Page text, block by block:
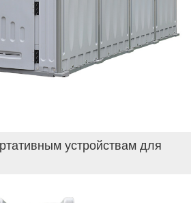
устройствам для